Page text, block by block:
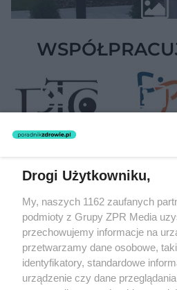
Żaden utwór zamieszczony w serwisie
rozpowszechniany lub dalej
(w tym także elektroniczny lub
eksploatacji w jakiejkolwiek formie,
Internecie bez pisemnej zgody
lub wykorzystanie utworów w całości
prawa, tzn. bez właściwej zgody, jest
może być ścigane prawnie.
Drogi Użytkowniku,
My, naszych 1162 zaufanych
podmioty z Grupy ZPR Media
przechowujemy informacje na
przetwarzamy dane osobowe,
identyfikatory, standardowe
urządzenie czy dane